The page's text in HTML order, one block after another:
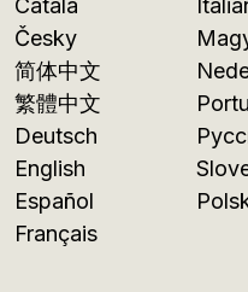
Català
Česky
简体中文
繁體中文
Deutsch
English
Español
Français